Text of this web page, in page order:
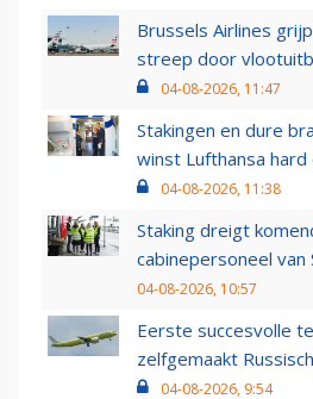
Brussels Airlines
streep door
04-08-2026, 11:47
Stakingen en dure
winst Lufthansa hard
04-08-2026, 11:38
Staking dreigt
cabinepersoneel van
04-08-2026, 10:57
Eerste succesvolle
zelfgemaakt
04-08-2026, 9:54